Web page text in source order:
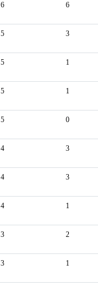
6 6
5 3
5 1
5 1
5 0
4 3
4 3
4 1
3 2
3 1